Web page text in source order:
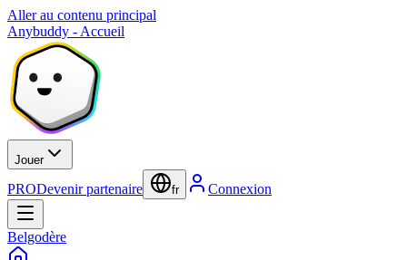
Aller au contenu principal
Anybuddy - Accueil
Jouer
PRODevenir partenaire fr Connexion
Belgodère